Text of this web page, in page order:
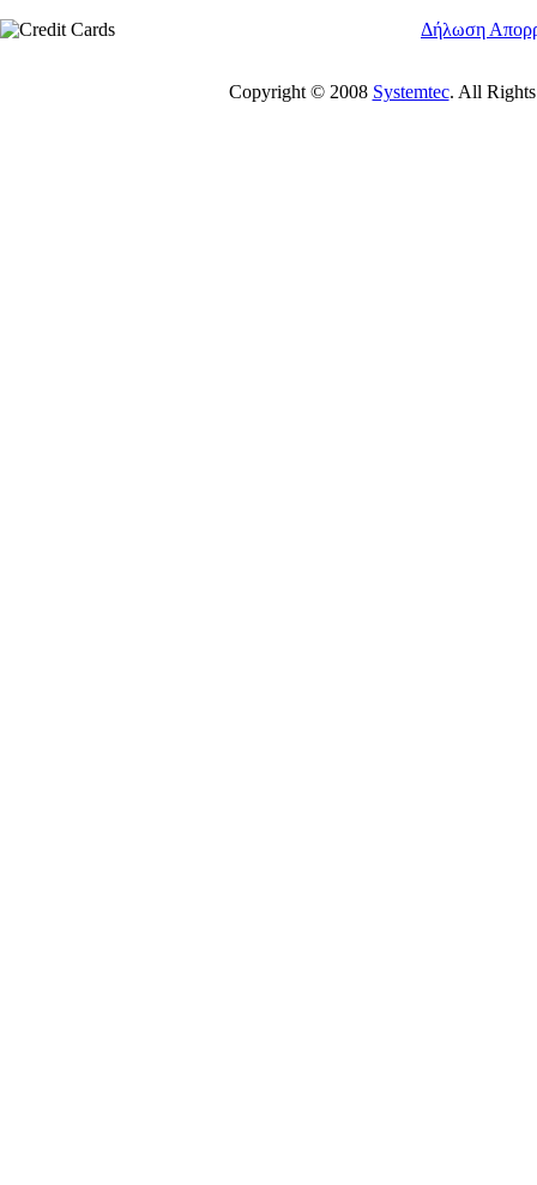
Δήλωση
Copyright © 2008 Systemtec. All